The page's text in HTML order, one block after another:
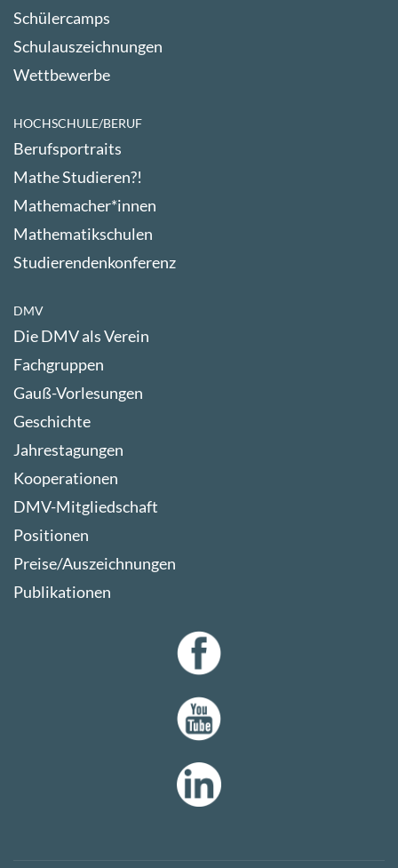
Schülercamps
Schulauszeichnungen
Wettbewerbe
HOCHSCHULE/BERUF
Berufsportraits
Mathe Studieren?!
Mathemacher*innen
Mathematikschulen
Studierendenkonferenz
DMV
Die DMV als Verein
Fachgruppen
Gauß-Vorlesungen
Geschichte
Jahrestagungen
Kooperationen
DMV-Mitgliedschaft
Positionen
Preise/Auszeichnungen
Publikationen